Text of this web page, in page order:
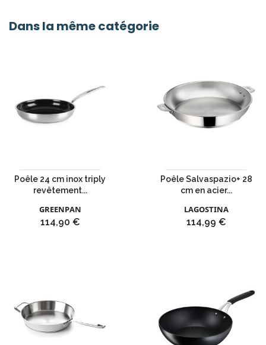
Dans la même catégorie
Poêle 24 cm inox triply
revêtement...
GREENPAN
Prix
114,90 €
Poêle Salvaspazio+ 28
cm en acier...
LAGOSTINA
Prix
114,99 €